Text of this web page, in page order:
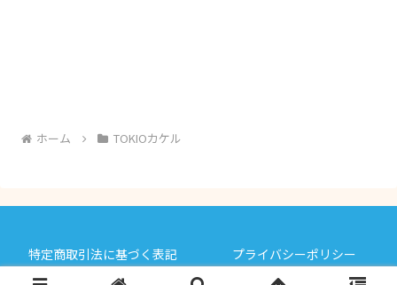
ホーム TOKIOカケル
特定商取引法に基づく表記
プライバシーポリシー